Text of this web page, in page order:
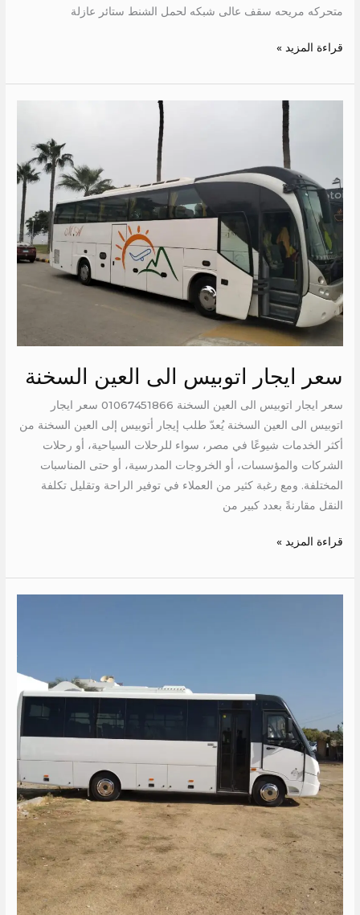
متحركه مريحه سقف عالى شبكه لحمل الشنط ستائر عازلة
قراءة المزيد »
سعر ايجار اتوبيس الى العين السخنة
سعر ايجار اتوبيس الى العين السخنة 01067451866 سعر ايجار
اتوبيس الى العين السخنة يُعدّ طلب إيجار أتوبيس إلى العين السخنة من
أكثر الخدمات شيوعًا في مصر، سواء للرحلات السياحية، أو رحلات
الشركات والمؤسسات، أو الخروجات المدرسية، أو حتى المناسبات
المختلفة. ومع رغبة كثير من العملاء في توفير الراحة وتقليل تكلفة
النقل مقارنةً بعدد كبير من
العين
السخنة
قراءة المزيد »